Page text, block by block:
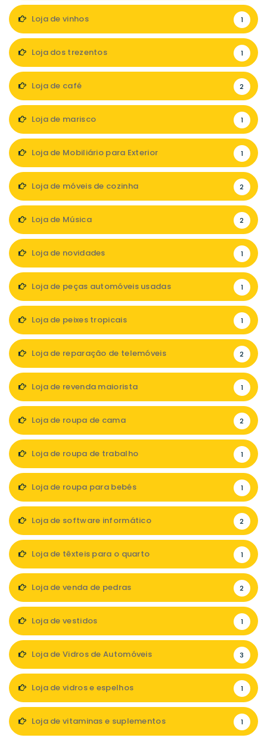
Loja de vinhos 1
Loja dos trezentos 1
Loja de café 2
Loja de marisco 1
Loja de Mobiliário para Exterior 1
Loja de móveis de cozinha 2
Loja de Música 2
Loja de novidades 1
Loja de peças automóveis usadas 1
Loja de peixes tropicais 1
Loja de reparação de telemóveis 2
Loja de revenda maiorista 1
Loja de roupa de cama 2
Loja de roupa de trabalho 1
Loja de roupa para bebés 1
Loja de software informático 2
Loja de têxteis para o quarto 1
Loja de venda de pedras 2
Loja de vestidos 1
Loja de Vidros de Automóveis 3
Loja de vidros e espelhos 1
Loja de vitaminas e suplementos 1